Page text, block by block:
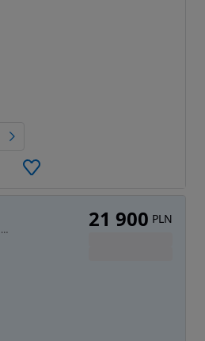
1956 cm3 • 165 KM • 2.0 CDTI 165km Szyberdach Grzan. kierownica Parktronik Klima Zamiana 21 900 PLN